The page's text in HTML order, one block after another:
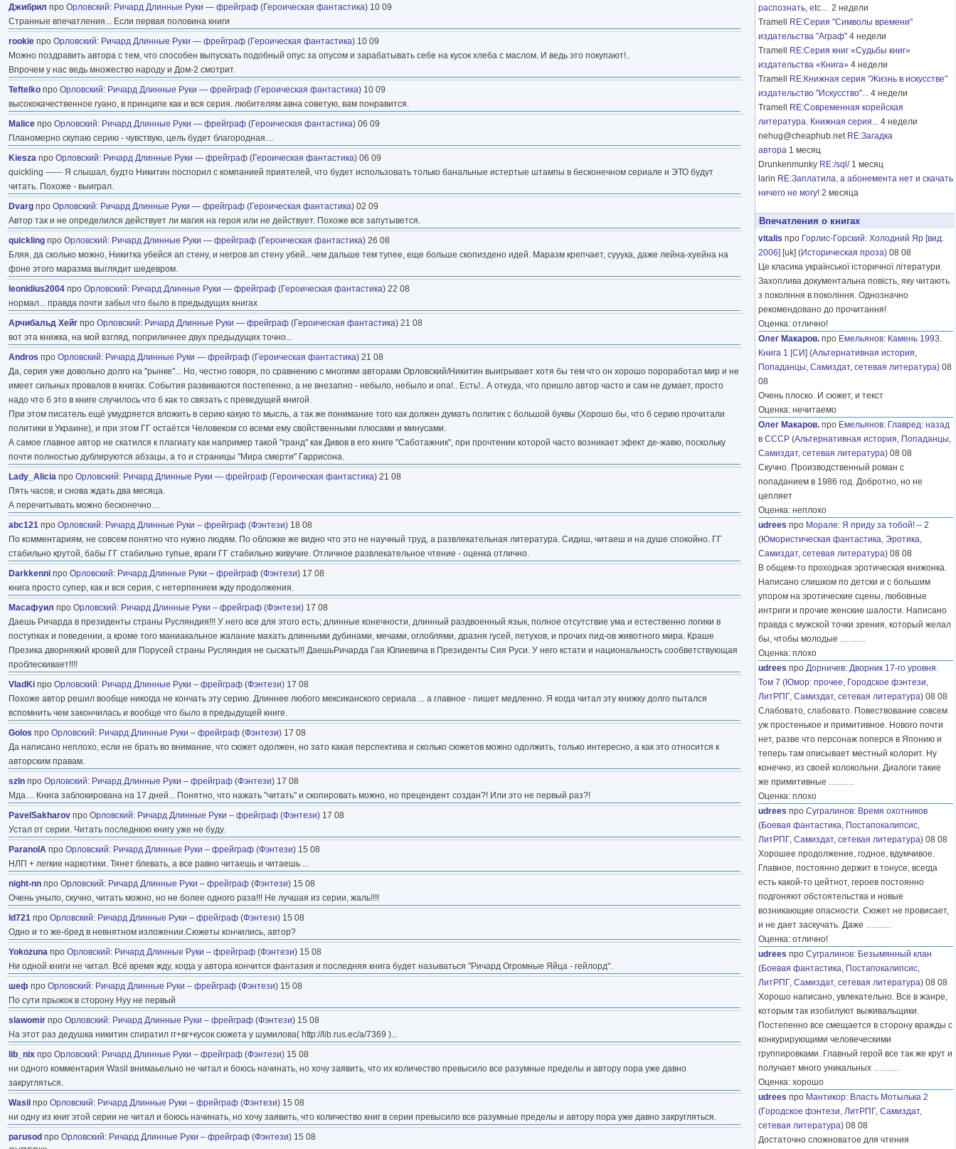
Джибрил про Орловский: Ричард Длинные Руки — фрейграф (Героическая фантастика) 10 09
Странные впечатления... Если первая половина книги
rookie про Орловский: Ричард Длинные Руки — фрейграф (Героическая фантастика) 10 09
Можно поздравить автора с тем, что способен выпускать подобный опус за опусом и зарабатывать себе на кусок хлеба с маслом. И ведь это покупают!..
Впрочем у нас ведь множество народу и Дом-2 смотрит.
Teftelko про Орловский: Ричард Длинные Руки — фрейграф (Героическая фантастика) 10 09
высококачественное гуано, в принципе как и вся серия. любителям авна советую, вам понравится.
Malice про Орловский: Ричард Длинные Руки — фрейграф (Героическая фантастика) 06 09
Планомерно скупаю серию - чувствую, цель будет благородная....
Kiesza про Орловский: Ричард Длинные Руки — фрейграф (Героическая фантастика) 06 09
quickling ------ Я слышал, будто Никитин поспорил с компанией приятелей, что будет использовать только банальные истертые штампы в бесконечном сериале и ЭТО будут
читать. Похоже - выиграл.
Dvarg про Орловский: Ричард Длинные Руки — фрейграф (Героическая фантастика) 02 09
Автор так и не определился действует ли магия на героя или не действует. Похоже все запутывется.
quickling про Орловский: Ричард Длинные Руки — фрейграф (Героическая фантастика) 26 08
Бляя, да сколько можно, Никитка убейся ап стену, и негров ап стену убей...чем дальше тем тупее, еще больше скопиздено идей. Маразм крепчает, сууука, даже лейна-хуейна на
фоне этого маразма выглядит шедевром.
leonidius2004 про Орловский: Ричард Длинные Руки — фрейграф (Героическая фантастика) 22 08
нормал... правда почти забыл что было в предыдущих книгах
Арчибальд Хейг про Орловский: Ричард Длинные Руки — фрейграф (Героическая фантастика) 21 08
вот эта книжка, на мой взгляд, поприличнее двух предыдущих точно...
Andros про Орловский: Ричард Длинные Руки — фрейграф (Героическая фантастика) 21 08
Да, серия уже довольно долго на "рынке"... Но, честно говоря, по сравнению с многими авторами Орловский/Никитин выигрывает хотя бы тем что он хорошо пороработал мир и не
имеет сильных провалов в книгах. События развиваются постепенно, а не внезапно - небыло, небыло и опа!.. Есть!.. А откуда, что пришло автор часто и сам не думает, просто
надо что б это в книге случилось что б как то связать с преведущей книгой.
При этом писатель ещё умудряется вложить в серию какую то мысль, а так же понимание того как должен думать политик с большой буквы (Хорошо бы, что б серию прочитали
политики в Украине), и при этом ГГ остаётся Человеком со всеми ему свойственными плюсами и минусами.
А самое главное автор не скатился к плагиату как например такой "гранд" как Дивов в его книге "Саботажник", при прочтении которой часто возникает эфект де-жавю, поскольку
почти полностью дублируются абзацы, а то и страницы "Мира смерти" Гаррисона.
Lady_Alicia про Орловский: Ричард Длинные Руки — фрейграф (Героическая фантастика) 21 08
Пять часов, и снова ждать два месяца.
А перечитывать можно бесконечно…
abc121 про Орловский: Ричард Длинные Руки – фрейграф (Фэнтези) 18 08
По комментариям, не совсем понятно что нужно людям. По обложке же видно что это не научный труд, а развлекательная литература. Сидиш, читаеш и на душе спокойно. ГГ
стабильно крутой, бабы ГГ стабильно тупые, враги ГГ стабильно живучие. Отличное развлекательное чтение - оценка отлично.
Darkkenni про Орловский: Ричард Длинные Руки – фрейграф (Фэнтези) 17 08
книга просто супер, как и вся серия, с нетерпением жду продолжения.
Масафуил про Орловский: Ричард Длинные Руки – фрейграф (Фэнтези) 17 08
Даешь Ричарда в президенты страны Русляндия!!! У него все для этого есть; длинные конечности, длинный раздвоенный язык, полное отсутствие ума и естественно логики в
поступках и поведении, а кроме того маниакальное жалание махать длинными дубинами, мечами, оглоблями, дразня гусей, петухов, и прочих пид-ов животного мира. Краше
Презика дворняжий кровей для Порусей страны Русляндия не сыскать!!! ДаешьРичарда Гая Юлиевича в Президенты Сия Руси. У него кстати и национальность сообветствующая
проблескивает!!!!
VladKi про Орловский: Ричард Длинные Руки – фрейграф (Фэнтези) 17 08
Похоже автор решил вообще никогда не кончать эту серию. Длиннее любого мексиканского сериала ... а главное - пишет медленно. Я когда читал эту книжку долго пытался
вспомнить чем закончилась и вообще что было в предыдущей книге.
Golos про Орловский: Ричард Длинные Руки – фрейграф (Фэнтези) 17 08
Да написано неплохо, если не брать во внимание, что сюжет одолжен, но зато какая перспектива и сколько сюжетов можно одолжить, только интересно, а как это относится к
авторским правам.
szln про Орловский: Ричард Длинные Руки – фрейграф (Фэнтези) 17 08
Мда.... Книга заблокирована на 17 дней... Понятно, что нажать "читать" и скопировать можно, но прецендент создан?! Или это не первый раз?!
PavelSakharov про Орловский: Ричард Длинные Руки – фрейграф (Фэнтези) 17 08
Устал от серии. Читать последнюю книгу уже не буду.
ParanoIA про Орловский: Ричард Длинные Руки – фрейграф (Фэнтези) 15 08
НЛП + легкие наркотики. Тянет блевать, а все равно читаешь и читаешь ...
night-nn про Орловский: Ричард Длинные Руки – фрейграф (Фэнтези) 15 08
Очень уныло, скучно, читать можно, но не более одного раза!!! Не лучшая из серии, жаль!!!!
ld721 про Орловский: Ричард Длинные Руки – фрейграф (Фэнтези) 15 08
Одно и то же-бред в невнятном изложении.Сюжеты кончились, автор?
Yokozuna про Орловский: Ричард Длинные Руки – фрейграф (Фэнтези) 15 08
Ни одной книги не читал. Всё время жду, когда у автора кончится фантазия и последняя книга будет называться "Ричард Огромные Яйца - гейлорд".
шеф про Орловский: Ричард Длинные Руки – фрейграф (Фэнтези) 15 08
По сути прыжок в сторону Нуу не первый
slawomir про Орловский: Ричард Длинные Руки – фрейграф (Фэнтези) 15 08
На этот раз дедушка никитин спиратил гг+вг+кусок сюжета у шумилова( http://lib.rus.ec/a/7369 )...
lib_nix про Орловский: Ричард Длинные Руки – фрейграф (Фэнтези) 15 08
ни одного комментария Wasil внимаьельно не читал и боюсь начинать, но хочу заявить, что их количество превысило все разумные пределы и автору пора уже давно
закругляться.
Wasil про Орловский: Ричард Длинные Руки – фрейграф (Фэнтези) 15 08
ни одну из книг этой серии не читал и боюсь начинать, но хочу заявить, что количество книг в серии превысило все разумные пределы и автору пора уже давно закругляться.
parusod про Орловский: Ричард Длинные Руки – фрейграф (Фэнтези) 15 08
распознать, etc... 2 недели
Tramell
RE:Серия "Символы времени"
издательства "Аграф" 4 недели
Tramell
RE:Серия книг «Судьбы книг»
издательства «Книга» 4 недели
Tramell
RE:Книжная серия "Жизнь в искусстве"
издательство "Искусство"... 4 недели
Tramell
RE:Современная корейская
литература. Книжная серия... 4 недели
nehug@cheaphub.net RE:Загадка
автора 1 месяц
Drunkenmunky RE:/sql/ 1 месяц
larin RE:Заплатила, а абонемента нет и скачать
ничего не могу! 2 месяца
Впечатления о книгах
vitalis про Горлис-Горский: Холодний Яр [вид.
2006] [uk] (Историческая проза) 08 08
Це класика української історичної літератури.
Захоплива документальна повість, яку читають
з покоління в покоління. Однозначно
рекомендовано до прочитання!
Оценка: отлично!
Олег Макаров. про Емельянов: Камень 1993.
Книга 1 [СИ] (Альтернативная история,
Попаданцы, Самиздат, сетевая литература) 08
08
Очень плоско. И сюжет, и текст
Оценка: нечитаемо
Олег Макаров. про Емельянов: Главред: назад
в СССР (Альтернативная история, Попаданцы,
Самиздат, сетевая литература) 08 08
Скучно. Производственный роман с
попаданием в 1986 год. Добротно, но не
цепляет
Оценка: неплохо
udrees про Морале: Я приду за тобой! – 2
(Юмористическая фантастика, Эротика,
Самиздат, сетевая литература) 08 08
В общем-то проходная эротическая книжонка.
Написано слишком по детски и с большим
упором на эротические сцены, любовные
интриги и прочие женские шалости. Написано
правда с мужской точки зрения, который желал
бы, чтобы молодые ………
Оценка: плохо
udrees про Дорничев: Дворник 17-го уровня.
Том 7 (Юмор: прочее, Городское фэнтези,
ЛитРПГ, Самиздат, сетевая литература) 08 08
Слабовато, слабовато. Повествование совсем
уж простенькое и примитивное. Нового почти
нет, разве что персонаж поперся в Японию и
теперь там описывает местный колорит. Ну
конечно, из своей колокольни. Диалоги такие
же примитивные ………
Оценка: плохо
udrees про Сугралинов: Время охотников
(Боевая фантастика, Постапокалипсис,
ЛитРПГ, Самиздат, сетевая литература) 08 08
Хорошее продолжение, годное, вдумчивое.
Главное, постоянно держит в тонусе, всегда
есть какой-то цейтнот, героев постоянно
подгоняют обстоятельства и новые
возникающие опасности. Сюжет не провисает,
и не дает заскучать. Даже ………
Оценка: отлично!
udrees про Сугралинов: Безымянный клан
(Боевая фантастика, Постапокалипсис,
ЛитРПГ, Самиздат, сетевая литература) 08 08
Хорошо написано, увлекательно. Все в жанре,
которым так изобилуют выживальщики.
Постепенно все смещается в сторону вражды с
конкурирующими человеческими
группировками. Главный герой все так же крут и
получает много уникальных ………
Оценка: хорошо
udrees про Мантикор: Власть Мотылька 2
(Городское фэнтези, ЛитРПГ, Самиздат,
сетевая литература) 08 08
Достаточно сложноватое для чтения